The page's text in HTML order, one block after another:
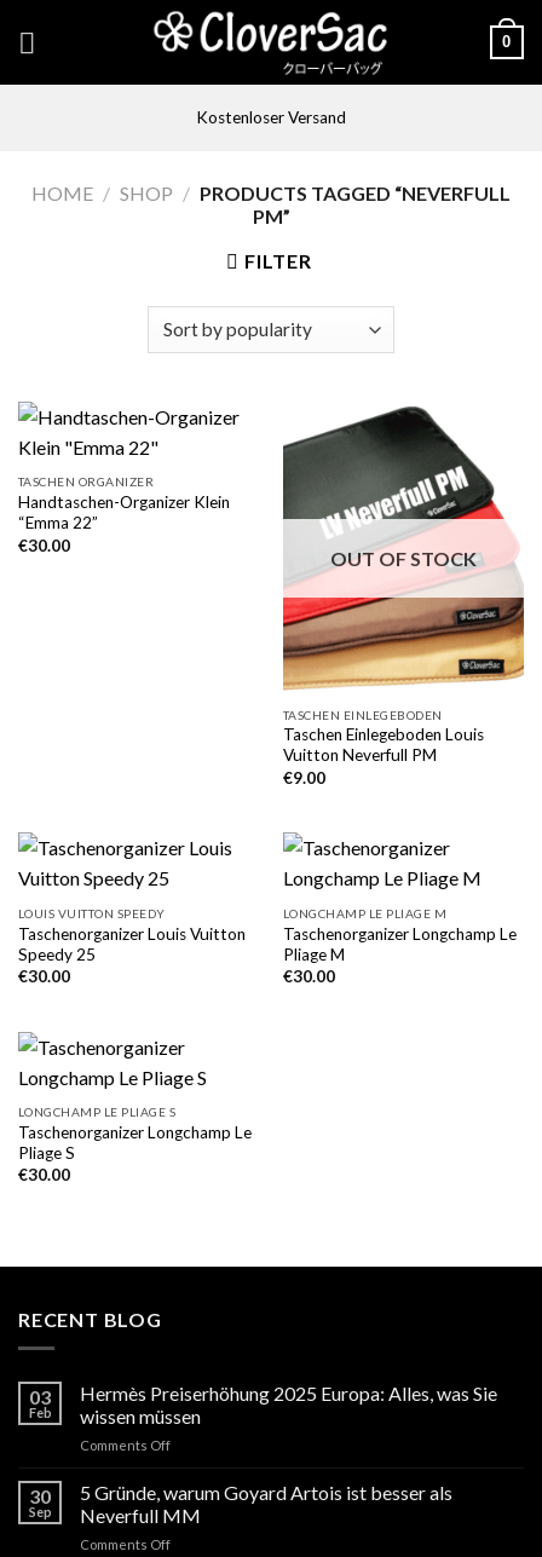
0
Kostenloser Versand
HOME / SHOP / PRODUCTS TAGGED “NEVERFULL
PM”
FILTER
TASCHEN ORGANIZER
Handtaschen-Organizer Klein
“Emma 22”
€30.00
OUT OF STOCK
TASCHEN EINLEGEBODEN
Taschen Einlegeboden Louis
Vuitton Neverfull PM
€9.00
LOUIS VUITTON SPEEDY
Taschenorganizer Louis Vuitton
Speedy 25
€30.00
LONGCHAMP LE PLIAGE M
Taschenorganizer Longchamp Le
Pliage M
€30.00
LONGCHAMP LE PLIAGE S
Taschenorganizer Longchamp Le
Pliage S
€30.00
RECENT BLOG
03
Feb
Hermès Preiserhöhung 2025 Europa: Alles, was Sie
wissen müssen
Comments Offon
Preiserhöhung
Europa:
Alles,
30
Sep
5 Gründe, warum Goyard Artois ist besser als
Neverfull MM
Comments Offon